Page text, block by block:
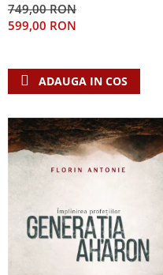
Teologie
Dogmatica
Misiune
Viata crestina
Contemporaneitate
Diverse
Lupta Spirituala
Schimbarea caracterului
749,00 RON
599,00 RON
ADAUGA IN COS